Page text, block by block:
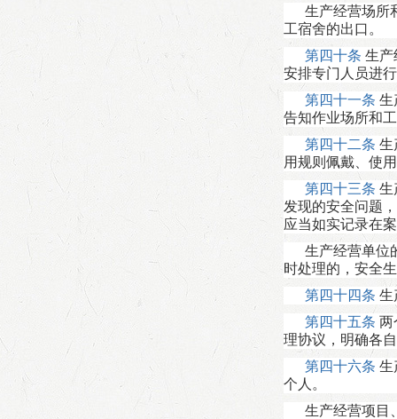
生产经营场所
工宿舍的出口。
第四十条 生产
安排专门人员进
第四十一条 生
告知作业场所和
第四十二条 生
用规则佩戴、使
第四十三条 生
发现的安全问题
应当如实记录在
生产经营单位
时处理的，安全
第四十四条 生
第四十五条 两
理协议，明确各
第四十六条 生
个人。
生产经营项目